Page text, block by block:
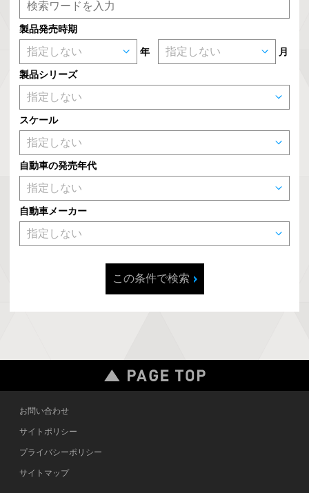
製品発売時期
年 月
製品シリーズ
スケール
自動車の発売年代
自動車メーカー
この条件で検索
お問い合わせ
サイトポリシー
プライバシーポリシー
サイトマップ